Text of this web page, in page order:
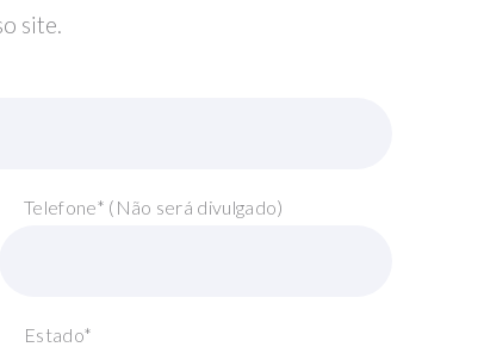
site.
Telefone* (Não será divulgado)
Estado*